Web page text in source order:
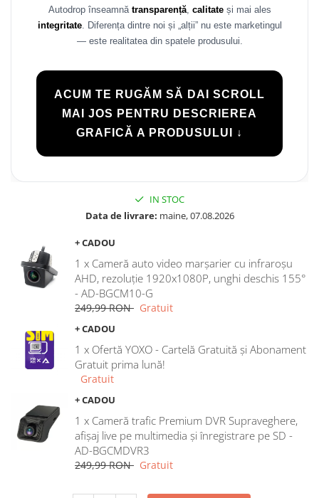
Rame adaptoare Nissan
Rame adaptoare Fiat
Rame adaptoare Hyundai
Rame adaptoare Chevrolet
Rame adaptoare Mitsubishi
Rame adaptoare Jeep
Rame adaptoare Chrysler
Rame adaptoare Isuzu
Rame adaptoare Subaru
Rame adaptoare Iveco
Rame adaptoare Smart
Rame adaptoare Land Rover
Rame adaptoare Ssangyong
Rame adaptoare Hummer
Autodrop înseamnă transparență, calitateși mai ales
integritate. Diferența dintre noi și „alții” nu este marketingul
— este realitatea din spatele produsului.
ACUM TE RUGĂM SĂ DAI SCROLL
MAI JOS PENTRU DESCRIEREA
GRAFICĂ A PRODUSULUI ↓
IN STOC
Data de livrare: maine, 07.08.2026
+ CADOU
1 x Cameră auto video marșarier cu infraroșu
AHD, rezoluție 1920x1080P, unghi deschis 155°
- AD-BGCM10-G
249,99 RON Gratuit
+ CADOU
1 x Ofertă YOXO - Cartelă Gratuită și Abonament
Gratuit prima lună!
Gratuit
+ CADOU
1 x Cameră trafic Premium DVR Supraveghere,
afișaj live pe multimedia și înregistrare pe SD -
AD-BGCMDVR3
249,99 RON Gratuit